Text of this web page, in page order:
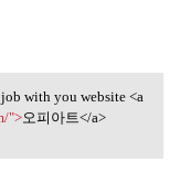
job
with you website <a
">오피아트</a>